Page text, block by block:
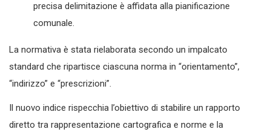
precisa delimitazione è affidata alla pianificazione
comunale.
La normativa è stata rielaborata secondo un impalcato
standard che ripartisce ciascuna norma in “orientamento”,
“indirizzo” e “prescrizioni”.
Il nuovo indice rispecchia l’obiettivo di stabilire un rapporto
diretto tra rappresentazione cartografica e norme e la